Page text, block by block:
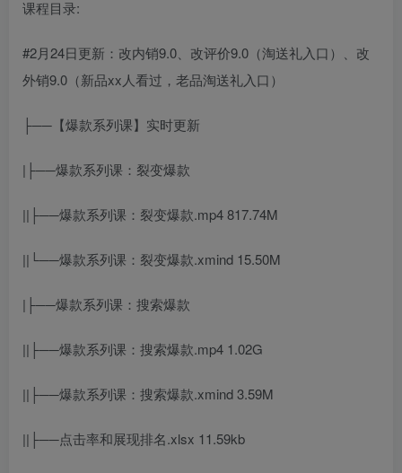
课程目录:
#2月24日更新：改内销9.0、改评价9.0（淘送礼入口）、改
外销9.0（新品xx人看过，老品淘送礼入口）
├──【爆款系列课】实时更新
|├──爆款系列课：裂变爆款
||├──爆款系列课：裂变爆款.mp4 817.74M
||└──爆款系列课：裂变爆款.xmind 15.50M
|├──爆款系列课：搜索爆款
||├──爆款系列课：搜索爆款.mp4 1.02G
||├──爆款系列课：搜索爆款.xmind 3.59M
||├──点击率和展现排名.xlsx 11.59kb